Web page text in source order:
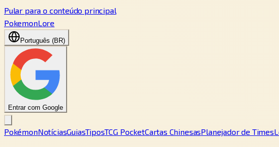
Pular para o conteúdo principal
PokemonLore
Português (BR)
Entrar com Google
PokémonNotíciasGuiasTiposTCG PocketCartas ChinesasPlanejador de Times